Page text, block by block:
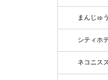
まんじゅ
シティホ
ネコニス